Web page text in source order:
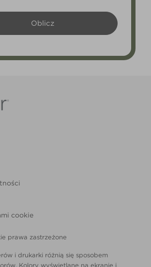
cookie
prawa zastrzeżone
i drukarki różnią się sposobem
Kolory wyświetlane na ekranie i